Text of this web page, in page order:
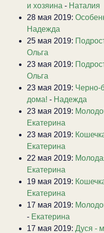
и хозяина - Наталия
28 мая 2019:
Надежда
25 мая 2019:
Ольга
23 мая 2019:
Ольга
23 мая 2019: Черно-
дома! - Надежда
23 мая 2019:
Екатерина
23 мая 2019:
Екатерина
22 мая 2019:
Екатерина
19 мая 2019:
Екатерина
17 мая 2019:
- Екатерина
17 мая 2019: Дуся -